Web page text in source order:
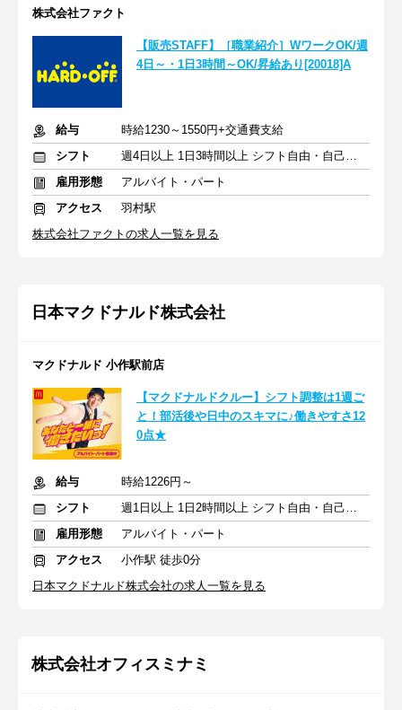
株式会社ファクト
【販売STAFF】［職業紹介］WワークOK/週
4日～・1日3時間～OK/昇給あり[20018]A
給与
時給1230～1550円+交通費支給
シフト
週4日以上 1日3時間以上 シフト自由・自己申告
雇用形態
アルバイト・パート
アクセス
羽村駅
株式会社ファクトの求人一覧を見る
日本マクドナルド株式会社
マクドナルド 小作駅前店
【マクドナルドクルー】シフト調整は1週ご
と！部活後や日中のスキマに♪働きやすさ12
0点★
給与
時給1226円～
シフト
週1日以上 1日2時間以上 シフト自由・自己申告
雇用形態
アルバイト・パート
アクセス
小作駅 徒歩0分
日本マクドナルド株式会社の求人一覧を見る
株式会社オフィスミナミ